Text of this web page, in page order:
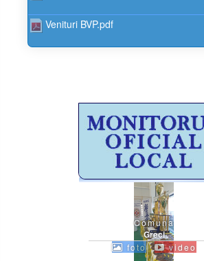
Venituri BVP.pdf
Comuna
Greci
foto video